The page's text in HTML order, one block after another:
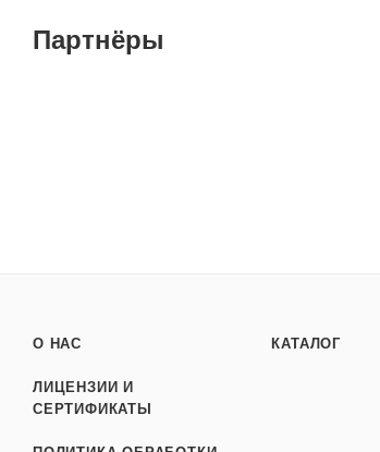
Партнёры
О НАС
ЛИЦЕНЗИИ И
СЕРТИФИКАТЫ
КАТАЛОГ